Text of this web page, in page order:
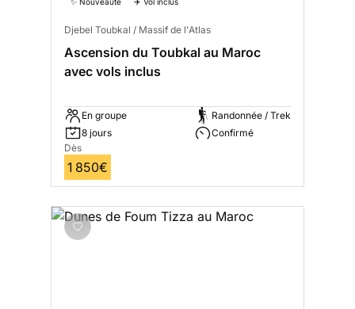
Djebel Toubkal / Massif de l'Atlas
Ascension du Toubkal au Maroc
avec vols inclus
En groupe
8 jours
Randonnée / Trek
Confirmé
Dès
1 850€